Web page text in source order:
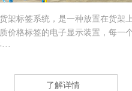
货架：是一种不以通道分割，连
贯通式货架采用托盘存取模式、
···
了解详情